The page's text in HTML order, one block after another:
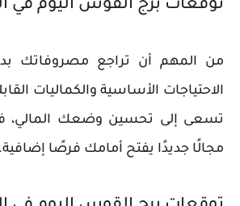
توقعات برج القوس اليوم في
من المهم أن تراجع مصروفاتك
الاحتياجات الأساسية والكماليات
تسعى إلى تحسين وضعك المالي،
مجالًا جديدًا يفتح أمامك فرصًا إضافية.